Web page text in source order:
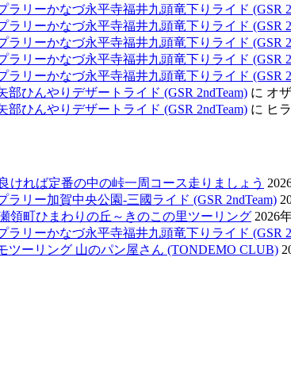
ラリーかなづ永平寺福井九頭竜下りライド (GSR
ラリーかなづ永平寺福井九頭竜下りライド (GSR
ラリーかなづ永平寺福井九頭竜下りライド (GSR
ラリーかなづ永平寺福井九頭竜下りライド (GSR
ラリーかなづ永平寺福井九頭竜下りライド (GSR
部ひんやりデザートライド (GSR 2ndTeam) に オ
部ひんやりデザートライド (GSR 2ndTeam) に ヒ
ければ定番の中の峠一周コース走りましょう
ラリー加賀中央公園-三國ライド (GSR 2ndTeam)
領町ひまわりの丘～きのこの里ツーリング 2026
ラリーかなづ永平寺福井九頭竜下りライド (GSR
ツーリング 山のパン屋さん (TONDEMO CLUB)